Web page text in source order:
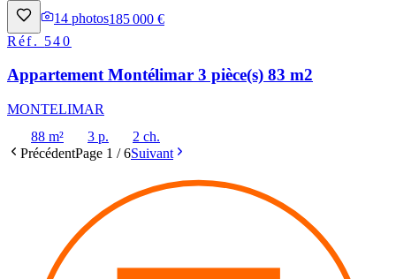
14 photos185 000 €
Réf. 540
Appartement Montélimar 3 pièce(s) 83 m2
MONTELIMAR
88 m²
3 p.
2 ch.
PrécédentPage 1 /6Suivant